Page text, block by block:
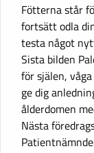
Fötterna står
fortsätt odla
testa något
Sista bilden
för själen,
ge dig
ålderdomen
Nästa